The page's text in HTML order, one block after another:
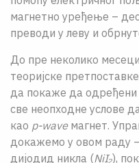
магнетно уређење –
преводи у леву и
До пре неколико
теоријске
да покаже да одређени
све неопходне услове
као p-waveмагнет.
докажемо у овом раду
дијодид никла (NiI₂),